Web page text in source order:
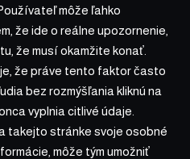
môže ľahko
že ide o reálne upozornenie,
že musí okamžite konať.
že práve tento faktor často
bez rozmýšľania kliknú na
vyplnia citlivé údaje.
takejto stránke svoje osobné
môže tým umožniť